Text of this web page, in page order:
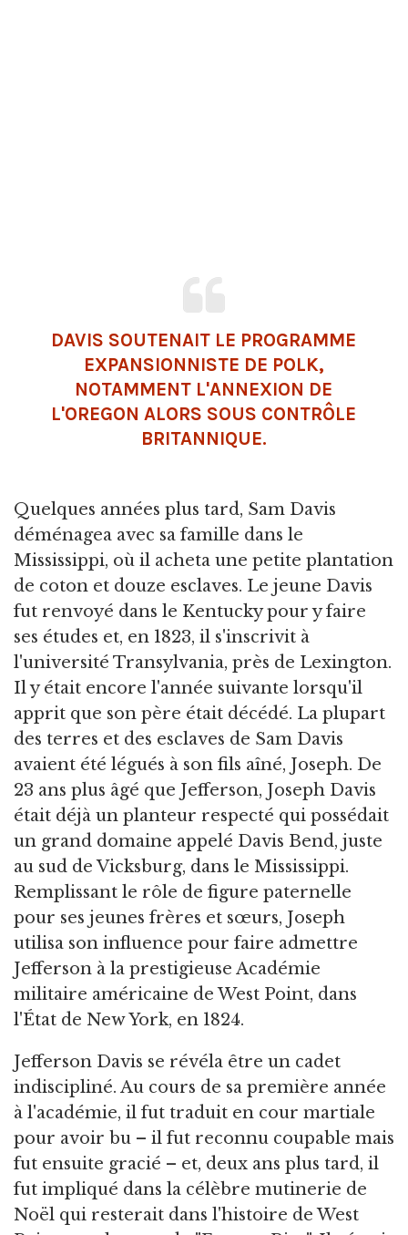
DAVIS SOUTENAIT LE PROGRAMME
EXPANSIONNISTE DE POLK,
NOTAMMENT L'ANNEXION DE
L'OREGON ALORS SOUS CONTRÔLE
BRITANNIQUE.
Quelques années plus tard, Sam Davis
déménagea avec sa famille dans le
Mississippi, où il acheta une petite plantation
de coton et douze esclaves. Le jeune Davis
fut renvoyé dans le Kentucky pour y faire
ses études et, en 1823, il s'inscrivit à
l'université Transylvania, près de Lexington.
Il y était encore l'année suivante lorsqu'il
apprit que son père était décédé. La plupart
des terres et des esclaves de Sam Davis
avaient été légués à son fils aîné, Joseph. De
23 ans plus âgé que Jefferson, Joseph Davis
était déjà un planteur respecté qui possédait
un grand domaine appelé Davis Bend, juste
au sud de Vicksburg, dans le Mississippi.
Remplissant le rôle de figure paternelle
pour ses jeunes frères et sœurs, Joseph
utilisa son influence pour faire admettre
Jefferson à la prestigieuse Académie
militaire américaine de West Point, dans
l'État de New York, en 1824.
Jefferson Davis se révéla être un cadet
indiscipliné. Au cours de sa première année
à l'académie, il fut traduit en cour martiale
pour avoir bu – il fut reconnu coupable mais
fut ensuite gracié – et, deux ans plus tard, il
fut impliqué dans la célèbre mutinerie de
Noël qui resterait dans l'histoire de West